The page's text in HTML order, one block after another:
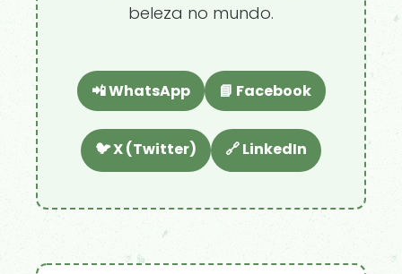
beleza no mundo.
📲 WhatsApp 📘 Facebook
🐦 X (Twitter) 🔗 LinkedIn